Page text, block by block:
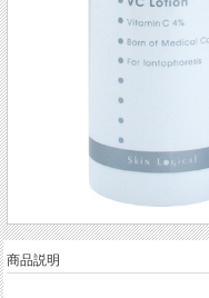
商品説明